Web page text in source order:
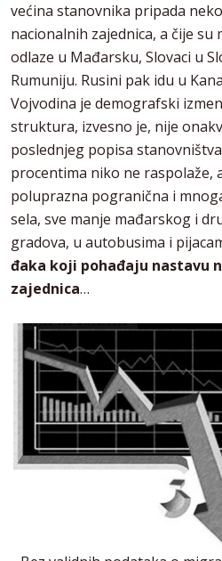
većina stanovnika pripada
nacionalnih zajednica, a čije su
odlaze u Mađarsku, Slovaci u
Rumuniju. Rusini pak idu u
Vojvodina je demografski
struktura, izvesno je, nije
poslednjeg popisa
procentima niko ne raspolaže,
poluprazna pogranična i
sela, sve manje mađarskog i
gradova, u autobusima i
đaka koji pohađaju nastavu
zajednica…